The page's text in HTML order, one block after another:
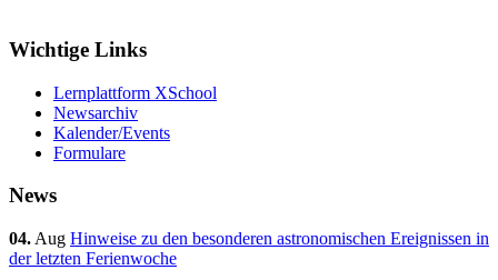
Wichtige Links
Lernplattform XSchool
Newsarchiv
Kalender/Events
Formulare
News
04. Aug Hinweise zu den besonderen astronomischen Ereignissen in
der letzten Ferienwoche